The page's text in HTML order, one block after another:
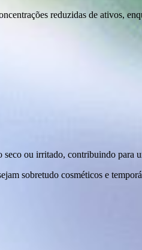
reduzidas de ativos,
ou irritado, contribuindo para
sobretudo cosméticos e